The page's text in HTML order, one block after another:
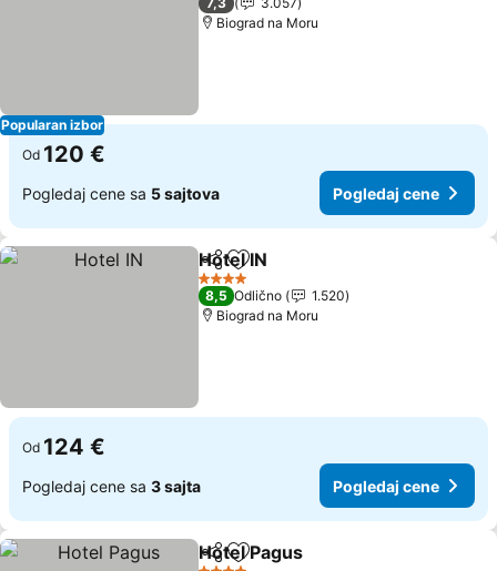
Popularan izbor
Biograd na Moru
Od 120 €
Pogledaj cene sa 5 sajtova Pogledaj cene
Deli Dodati u favorite
Hotel IN
4 Zvezdice
8,5 Odlično
1.520
Biograd na Moru
Od 124 €
Pogledaj cene sa 3 sajta Pogledaj cene
Deli Dodati u favorite
Hotel Pagus